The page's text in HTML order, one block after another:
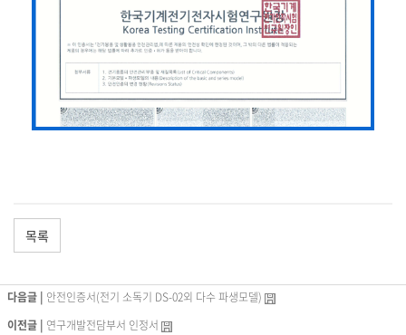
목록
다음글 | 안전인증서(전기 소독기 DS-02외 다수 파생모델)
이전글 | 연구개발전담부서 인정서